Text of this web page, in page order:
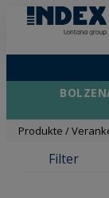
Produkte /
Filter